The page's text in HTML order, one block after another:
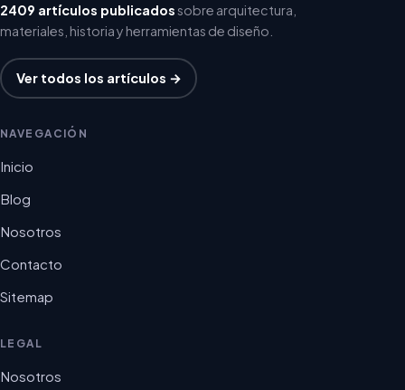
2409 artículos publicadossobre arquitectura,
materiales, historia y herramientas de diseño.
Ver todos los artículos →
NAVEGACIÓN
Inicio
Blog
Nosotros
Contacto
Sitemap
LEGAL
Nosotros